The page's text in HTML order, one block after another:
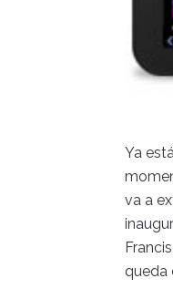
Ya
va a
queda